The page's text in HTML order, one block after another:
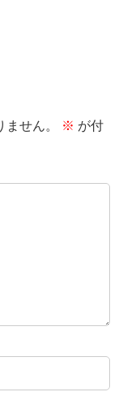
せん。 ※ が付